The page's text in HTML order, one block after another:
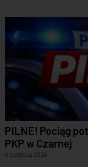
PILNE! Pociąg
PKP w Czarnej
6 sierpnia 2026